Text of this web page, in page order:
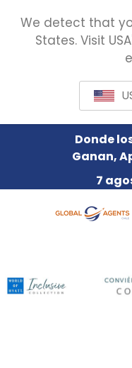
Donde
Ganan,
7
We detect that
States. Visit